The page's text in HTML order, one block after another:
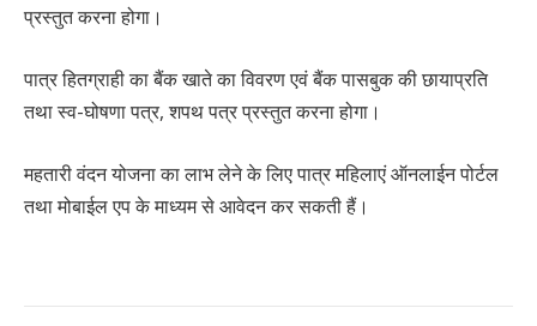
प्रस्तुत करना होगा।
पात्र हितग्राही का बैंक खाते का विवरण एवं बैंक पासबुक की छायाप्रति
तथा स्व-घोषणा पत्र, शपथ पत्र प्रस्तुत करना होगा।
महतारी वंदन योजना का लाभ लेने के लिए पात्र महिलाएं ऑनलाईन पोर्टल
तथा मोबाईल एप के माध्यम से आवेदन कर सकती हैं।